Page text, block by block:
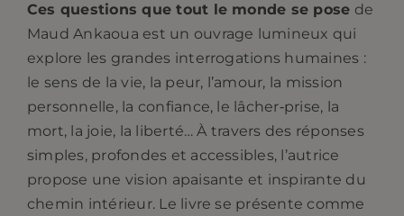
pose.
Ankaoua
Ces questions que tout le monde se pose de
Maud Ankaoua est un ouvrage lumineux qui
explore les grandes interrogations humaines :
le sens de la vie, la peur, l’amour, la mission
personnelle, la confiance, le lâcher‑prise, la
mort, la joie, la liberté… À travers des réponses
simples, profondes et accessibles, l’autrice
propose une vision apaisante et inspirante du
chemin intérieur. Le livre se présente comme